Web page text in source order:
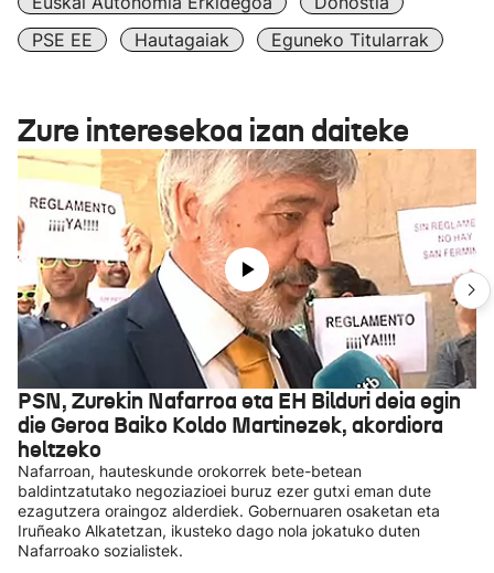
PSE EE
Hautagaiak Eguneko Titularrak
Zure interesekoa izan daiteke
PSN, Zurekin Nafarroa eta EH Bilduri deia egin
die Geroa Baiko Koldo Martinezek, akordiora
heltzeko
Nafarroan, hauteskunde orokorrek bete-betean
baldintzatutako negoziazioei buruz ezer gutxi eman dute
ezagutzera oraingoz alderdiek. Gobernuaren osaketan eta
Iruñeako Alkatetzan, ikusteko dago nola jokatuko duten
Nafarroako sozialistek.